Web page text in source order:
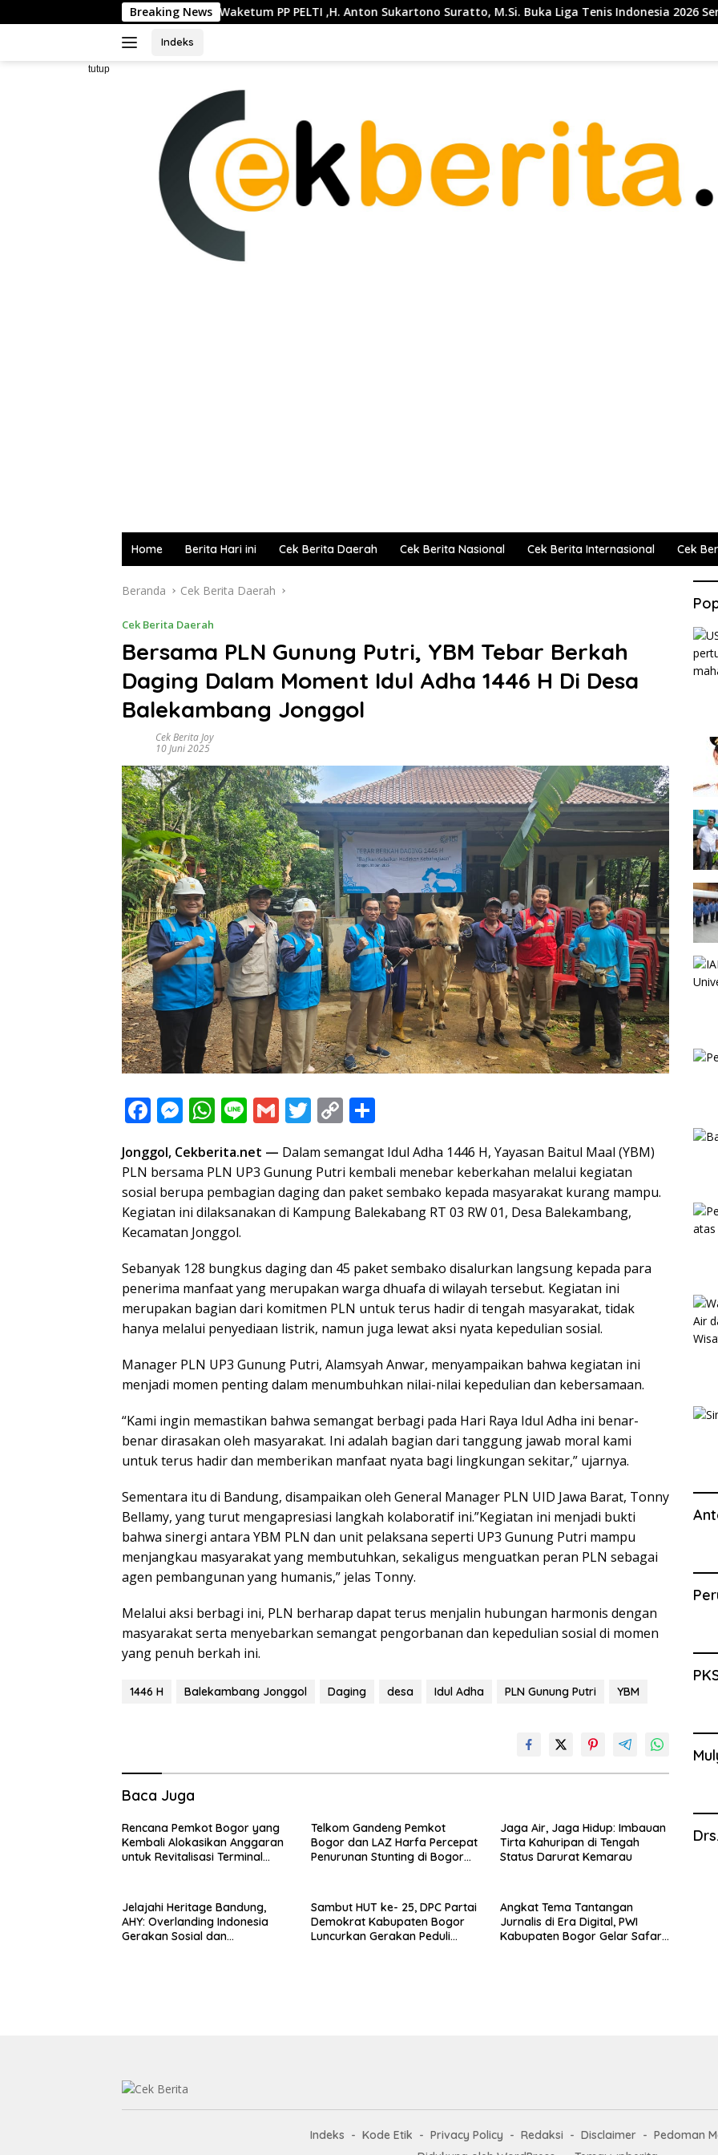
ke
Breaking News
Waketum PP PELTI ,H. Anton Sukartono Suratto, M.Si. Buka Liga Tenis Indonesia 2026 Seri 1
Indeks
tutup
Home Berita Hari ini Cek Berita Daerah Cek Berita Nasional Cek Berita Internasional Cek
Beranda Cek Berita Daerah
Cek Berita Daerah
Bersama PLN Gunung Putri, YBM Tebar Berkah
Daging Dalam Moment Idul Adha 1446 H Di Desa
Balekambang Jonggol
Cek Berita Joy
10 Juni 2025
F
e
b
o
o
k
M
ss
e
n
g
er
W
at
s
A
p
p
Li
e
G
ai
l
T
itt
er
C
p
y
Li
k
ar
e
Jonggol, Cekberita.net — Dalam semangat Idul Adha 1446 H, Yayasan Baitul Maal (YBM)
PLN bersama PLN UP3 Gunung Putri kembali menebar keberkahan melalui kegiatan
sosial berupa pembagian daging dan paket sembako kepada masyarakat kurang mampu.
Kegiatan ini dilaksanakan di Kampung Balekabang RT 03 RW 01, Desa Balekambang,
Kecamatan Jonggol.
Sebanyak 128 bungkus daging dan 45 paket sembako disalurkan langsung kepada para
penerima manfaat yang merupakan warga dhuafa di wilayah tersebut. Kegiatan ini
merupakan bagian dari komitmen PLN untuk terus hadir di tengah masyarakat, tidak
hanya melalui penyediaan listrik, namun juga lewat aksi nyata kepedulian sosial.
Manager PLN UP3 Gunung Putri, Alamsyah Anwar, menyampaikan bahwa kegiatan ini
menjadi momen penting dalam menumbuhkan nilai-nilai kepedulian dan kebersamaan.
“Kami ingin memastikan bahwa semangat berbagi pada Hari Raya Idul Adha ini benar-
benar dirasakan oleh masyarakat. Ini adalah bagian dari tanggung jawab moral kami
untuk terus hadir dan memberikan manfaat nyata bagi lingkungan sekitar,” ujarnya.
Sementara itu di Bandung, disampaikan oleh General Manager PLN UID Jawa Barat, Tonny
Bellamy, yang turut mengapresiasi langkah kolaboratif ini.”Kegiatan ini menjadi bukti
bahwa sinergi antara YBM PLN dan unit pelaksana seperti UP3 Gunung Putri mampu
menjangkau masyarakat yang membutuhkan, sekaligus menguatkan peran PLN sebagai
agen pembangunan yang humanis,” jelas Tonny.
Melalui aksi berbagi ini, PLN berharap dapat terus menjalin hubungan harmonis dengan
masyarakat serta menyebarkan semangat pengorbanan dan kepedulian sosial di momen
yang penuh berkah ini.
1446 H Balekambang Jonggol Daging desa Idul Adha PLN Gunung Putri YBM
Baca Juga
Rencana Pemkot Bogor yang
Kembali Alokasikan Anggaran
untuk Revitalisasi Terminal
Surawijaya
Telkom Gandeng Pemkot
Bogor dan LAZ Harfa Percepat
Penurunan Stunting di Bogor
Jaga Air, Jaga Hidup: Imbauan
Tirta Kahuripan di Tengah
Status Darurat Kemarau
Jelajahi Heritage Bandung,
AHY: Overlanding Indonesia
Gerakan Sosial dan
Sambut HUT ke- 25, DPC Partai
Demokrat Kabupaten Bogor
Luncurkan Gerakan Peduli
Angkat Tema Tantangan
Jurnalis di Era Digital, PWI
Kabupaten Bogor Gelar Safari
Indeks Kode Etik Privacy Policy Redaksi Disclaimer
Pedoman